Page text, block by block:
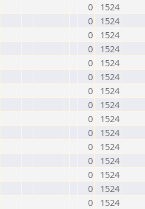
0
1524
0
1524
0
1524
0
1524
0
1524
0
1524
0
1524
0
1524
0
1524
0
1524
0
1524
0
1524
0
1524
0
1524
0
1524